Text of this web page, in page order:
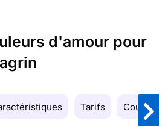
d'amour pour
Tarifs Couleurs